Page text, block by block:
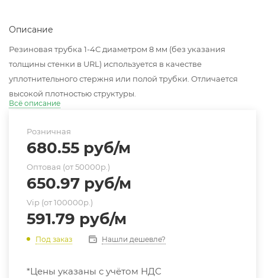
Описание
Резиновая трубка 1-4С диаметром 8 мм (без указания
толщины стенки в URL) используется в качестве
уплотнительного стержня или полой трубки. Отличается
высокой плотностью структуры.
Всё описание
Розничная
680.55 руб/м
Оптовая (от 50000р.)
650.97 руб/м
Vip (от 100000р.)
591.79 руб/м
Под заказ Нашли дешевле?
*Цены указаны с учётом НДС